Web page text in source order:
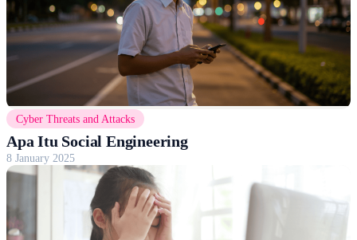
Cyber Threats and Attacks
Apa Itu Social Engineering
8 January 2025